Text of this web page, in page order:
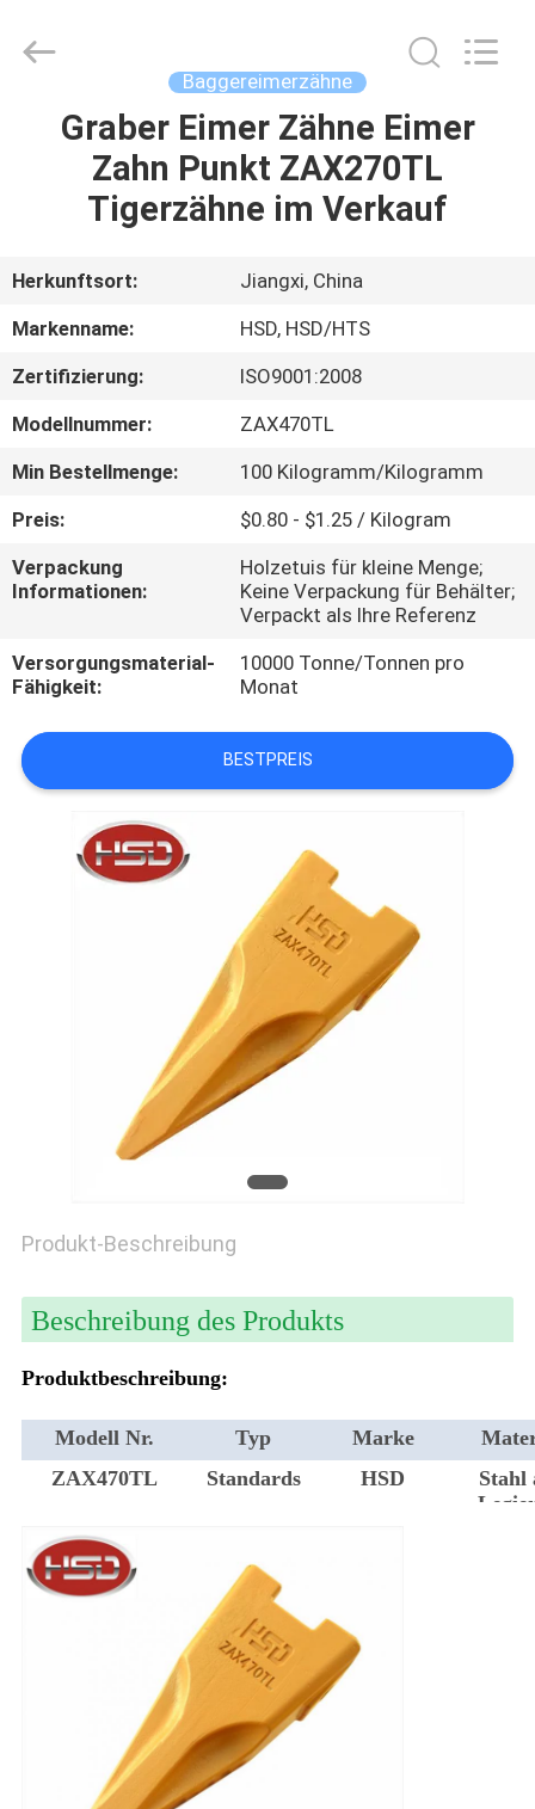
HAUS
PRODUKTE
ÜBER
UNS
FABRIK-
AUSFLUG
QUALITÄTSKONTROLLE
TRETEN
MIT
UNS
IN
VERBINDUNG
FORDERN
PRIVACY
Parts
Co.,Ltd.
Baggereimerzähne
Graber Eimer Zähne Eimer
Zahn Punkt ZAX270TL
Tigerzähne im Verkauf
Herkunftsort:
Jiangxi, China
Markenname:
HSD, HSD/HTS
Zertifizierung:
ISO9001:2008
Modellnummer:
ZAX470TL
Min Bestellmenge:
100 Kilogramm/Kilogramm
Preis:
$0.80 - $1.25 / Kilogram
Verpackung
Informationen:
Holzetuis für kleine Menge;
Keine Verpackung für Behälter;
Verpackt als Ihre Referenz
Versorgungsmaterial-
Fähigkeit:
10000 Tonne/Tonnen pro
Monat
BESTPREIS
Produkt-Beschreibung
Beschreibung des Produkts
Produktbeschreibung:
Modell Nr. Typ Marke
ZAX470TL
Standards HSD
Stahl